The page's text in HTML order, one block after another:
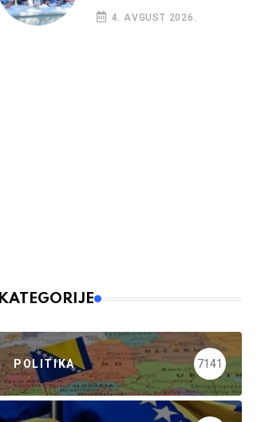
4. AVGUST 2026.
KATEGORIJE
POLITIKA 7141